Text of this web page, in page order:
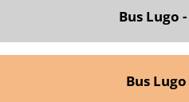
Bus Lugo
Bus